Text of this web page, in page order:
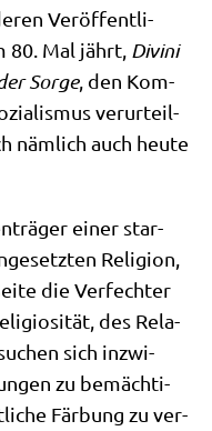
Ver­öf­fent­li­
80. Mal jährt, Divi­ni
Sor­ge, den Kom­
ver­ur­teil­
näm­lich auch heu­te
einer star­
Reli­gi­on,
die Ver­fech­ter
des Rela­
sich inzwi­
zu bemäch­ti­
Fär­bung zu ver­